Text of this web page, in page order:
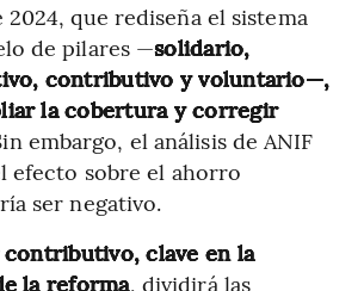
2024, que rediseña el sistema
de pilares —solidario,
contributivo y voluntario—,
la cobertura y corregir
embargo, el análisis de ANIF
efecto sobre el ahorro
ser negativo.
clave en la
la reforma, dividirá las